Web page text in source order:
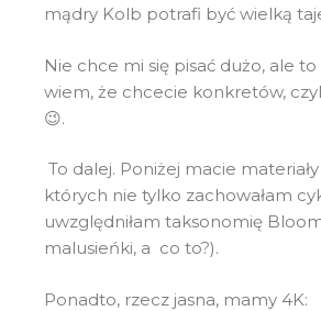
mądry Kolb potrafi być wielką
Nie chce mi się pisać dużo, ale
wiem, że chcecie konkretów,
😉.
To dalej. Poniżej macie
których nie tylko zachowałam
uwzględniłam taksonomię
malusieńki, a co to?).
Ponadto, rzecz jasna, mamy 4K: